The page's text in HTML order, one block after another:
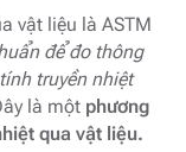
vật liệu là ASTM
để đo thông
truyền nhiệt
là một phương
qua vật liệu.